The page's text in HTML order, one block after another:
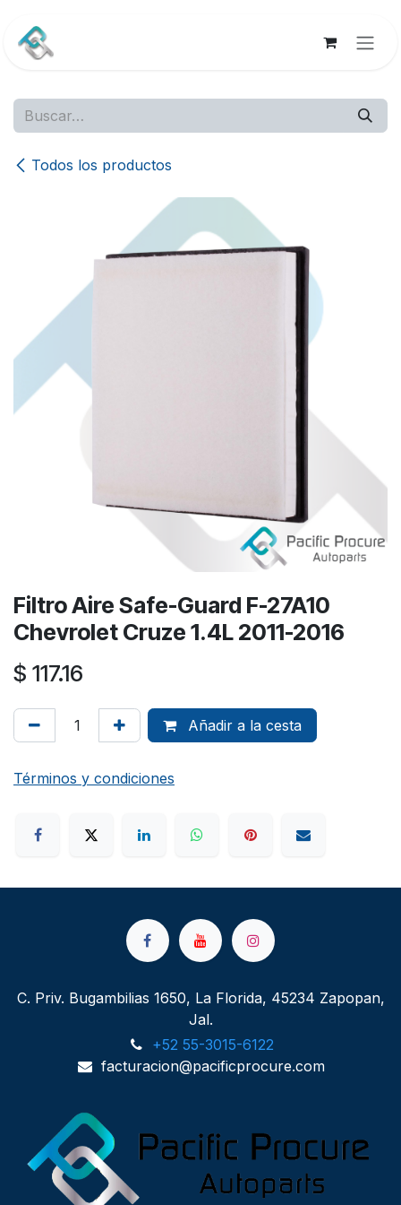
Todos los productos
Filtro Aire Safe-Guard F-27A10
Chevrolet Cruze 1.4L 2011-2016
$ 117.16
Añadir a la cesta
Términos y condiciones
C. Priv. Bugambilias 1650, La Florida, 45234 Zapopan,
Jal.
+52 55-3015-6122
facturacion@pacificprocure.com